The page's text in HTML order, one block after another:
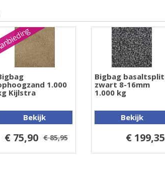
1.000
Kijlstra
Bekijk
€ 75,90 € 85,95
Bigbag basaltsplit
zwart 8-16mm
1.000 kg
Bekijk
€ 199,35